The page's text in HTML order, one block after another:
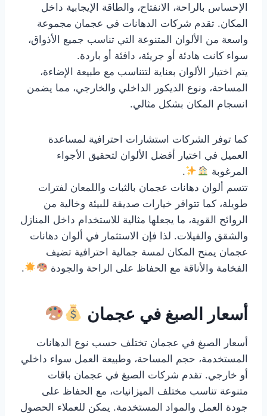
الإحساس بالراحة، الانفتاح، والطاقة الإيجابية داخل
المكان. تقدم شركات الدهانات في عجمان مجموعة
واسعة من الألوان المتنوعة التي تناسب جميع الأذواق،
سواء كانت هادئة أو جريئة، دافئة أو باردة.
يتم اختيار الألوان بعناية لتتناسب مع طبيعة الإضاءة،
المساحة، ونوع الديكور الداخلي والخارجي، مما يضمن
انسجام المكان بشكل مثالي.
كما توفر الشركات استشارات احترافية لمساعدة
العميل في اختيار أفضل الألوان لتحقيق الأجواء
المرغوبة
.
تتسم ألوان دهانات عجمان بالثبات واللمعان لفترات
طويلة، كما تتوافر خيارات صديقة للبيئة وخالية من
الروائح القوية، ما يجعلها مثالية للاستخدام داخل المنازل
والشقق والفيلات. لذا فإن الاستثمار في ألوان دهانات
عجمان يمنح المكان لمسة جمالية احترافية تضيف
الفخامة والأناقة مع الحفاظ على الراحة والجودة
.
أسعار الصبغ في عجمان
أسعار الصبغ في عجمان تختلف حسب نوع الدهانات
المستخدمة، حجم المساحة، وطبيعة العمل سواء داخلي
أو خارجي. تقدم شركات الصبغ في عجمان باقات
متنوعة تناسب مختلف الميزانيات، مع الحفاظ على
جودة العمل والمواد المستخدمة. يمكن للعملاء الحصول